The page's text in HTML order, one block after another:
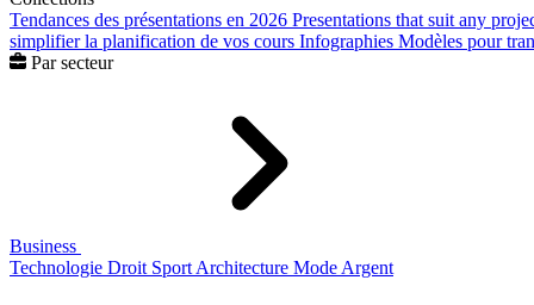
Tendances des présentations en 2026 Presentations that suit any
simplifier la planification de vos cours Infographies Modèles pour
Par secteur
Business
Technologie Droit Sport Architecture Mode Argent